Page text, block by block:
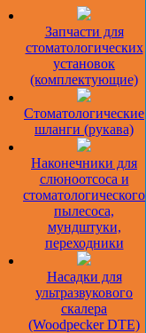
Запчасти для
стоматологических
установок
(комплектующие)
Стоматологические
шланги (рукава)
Наконечники для
слюноотсоса и
стоматологического
пылесоса,
мундштуки,
переходники
Насадки для
ультразвукового
скалера
(Woodpecker DTE)